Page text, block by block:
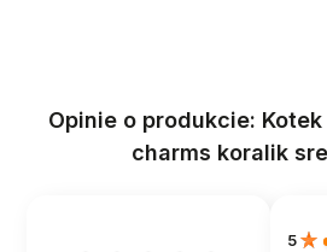
Opinie o produkcie:
charms koralik
5